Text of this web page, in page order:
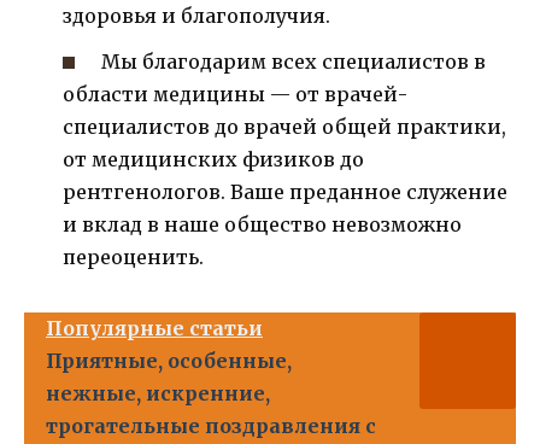
здоровья и благополучия.
Мы благодарим всех специалистов в
области медицины — от врачей-
специалистов до врачей общей практики,
от медицинских физиков до
рентгенологов. Ваше преданное служение
и вклад в наше общество невозможно
переоценить.
Популярные статьи
Приятные, особенные,
нежные, искренние,
трогательные поздравления с